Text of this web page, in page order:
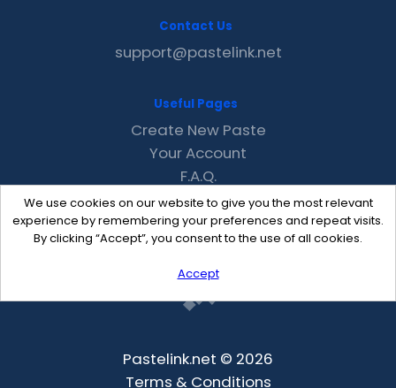
We use cookies on our website to give you the most relevant
experience by remembering your preferences and repeat visits.
By clicking “Accept”, you consent to the use of all cookies.
Accept
Contact Us
support@pastelink.net
Useful Pages
Create New Paste
Your Account
F.A.Q.
Recent
Contact
Pastelink.net © 2026
Terms & Conditions